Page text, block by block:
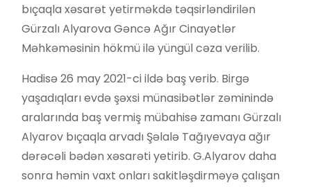
bıçaqla xəsarət yetirməkdə təqsirləndirilən
Gürzalı Alyarova Gəncə Ağır Cinayətlər
Məhkəməsinin hökmü ilə yüngül cəza verilib.
Hadisə 26 may 2021-ci ildə baş verib. Birgə
yaşadıqları evdə şəxsi münasibətlər zəminində
aralarında baş vermiş mübahisə zamanı Gürzalı
Alyarov bıçaqla arvadı Şəlalə Tağıyevaya ağır
dərəcəli bədən xəsarəti yetirib. G.Alyarov daha
sonra həmin vaxt onları sakitləşdirməyə çalışan